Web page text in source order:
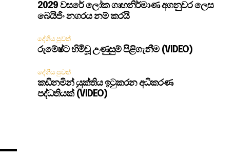
2029 වසරේ ලෝක ගෘහනිර්මාණ අගනුවර ලෙස
බෙයිජිං නගරය නම් කරයි
දේශීය පුවත්
රුමේෂ්ට හිමිවූ උණුසුම් පිළිගැනීම (VIDEO)
දේශීය පුවත්
කඩිනමින් යුක්තිය ඉටුකරන අධිකරණ
පද්ධතියක් (VIDEO)